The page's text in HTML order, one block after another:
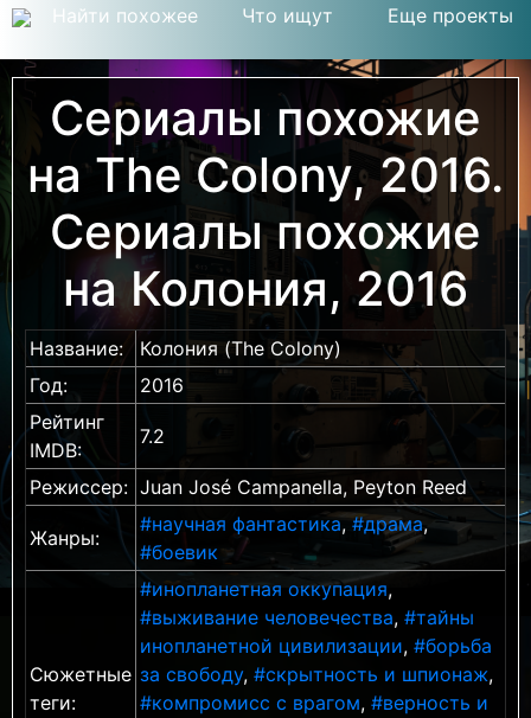
Найти похожее Что ищут Еще проекты
Сериалы похожие
на The Colony, 2016.
Сериалы похожие
на Колония, 2016
Название:
Колония (The Colony)
Год:
2016
Рейтинг
IMDB:
7.2
Режиссер: Juan José Campanella, Peyton Reed
Жанры:
#научная фантастика,#драма,
#боевик
Сюжетные
теги:
#инопланетная оккупация,
#выживание человечества, #тайны
инопланетной цивилизации, #борьба
за свободу, #скрытность и шпионаж,
#компромисс с врагом, #верность и